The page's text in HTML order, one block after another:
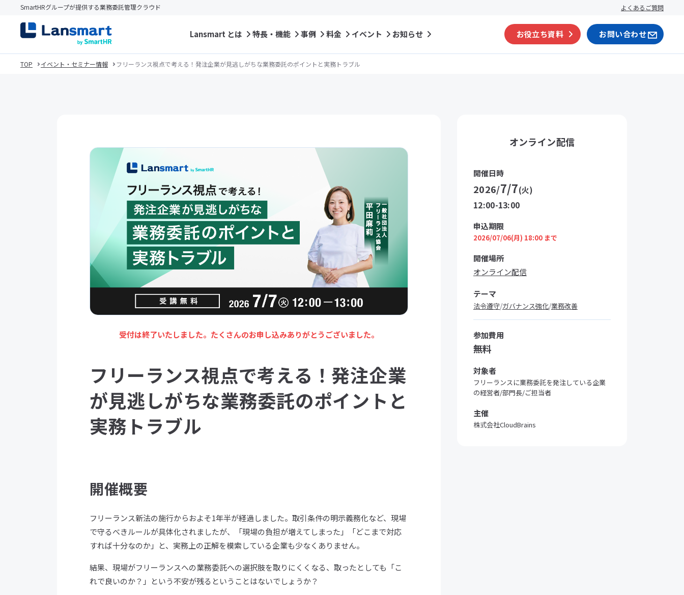
SmartHRグループが提供する業務委託管理クラウド よくあるご質問
Lansmart とは 特長・機能 事例 料金 イベント お知らせ お役立ち資料 お問い合わせ
TOP イベント・セミナー情報 フリーランス視点で考える！発注企業が見逃しがちな業務委託のポイントと実務トラブル
受付は終了いたしました。たくさんのお申し込みありがとうございました。
フリーランス視点で考える！発注企業
が見逃しがちな業務委託のポイントと
実務トラブル
開催概要
フリーランス新法の施行からおよそ1年半が経過しました。取引条件の明示義務化など、現場
で守るべきルールが具体化されましたが、「現場の負担が増えてしまった」「どこまで対応
すれば十分なのか」と、実務上の正解を模索している企業も少なくありません。
結果、現場がフリーランスへの業務委託への選択肢を取りにくくなる、取ったとしても「こ
れで良いのか？」という不安が残るということはないでしょうか？
オンライン配信
開催日時
2026/7/7(火)
12:00-13:00
申込期限
2026/07/06(月) 18:00 まで
開催場所
オンライン配信
テーマ
法令遵守/ガバナンス強化/業務改善
参加費用
無料
対象者
フリーランスに業務委託を発注している企業
の経営者/部門長/ご担当者
主催
株式会社CloudBrains